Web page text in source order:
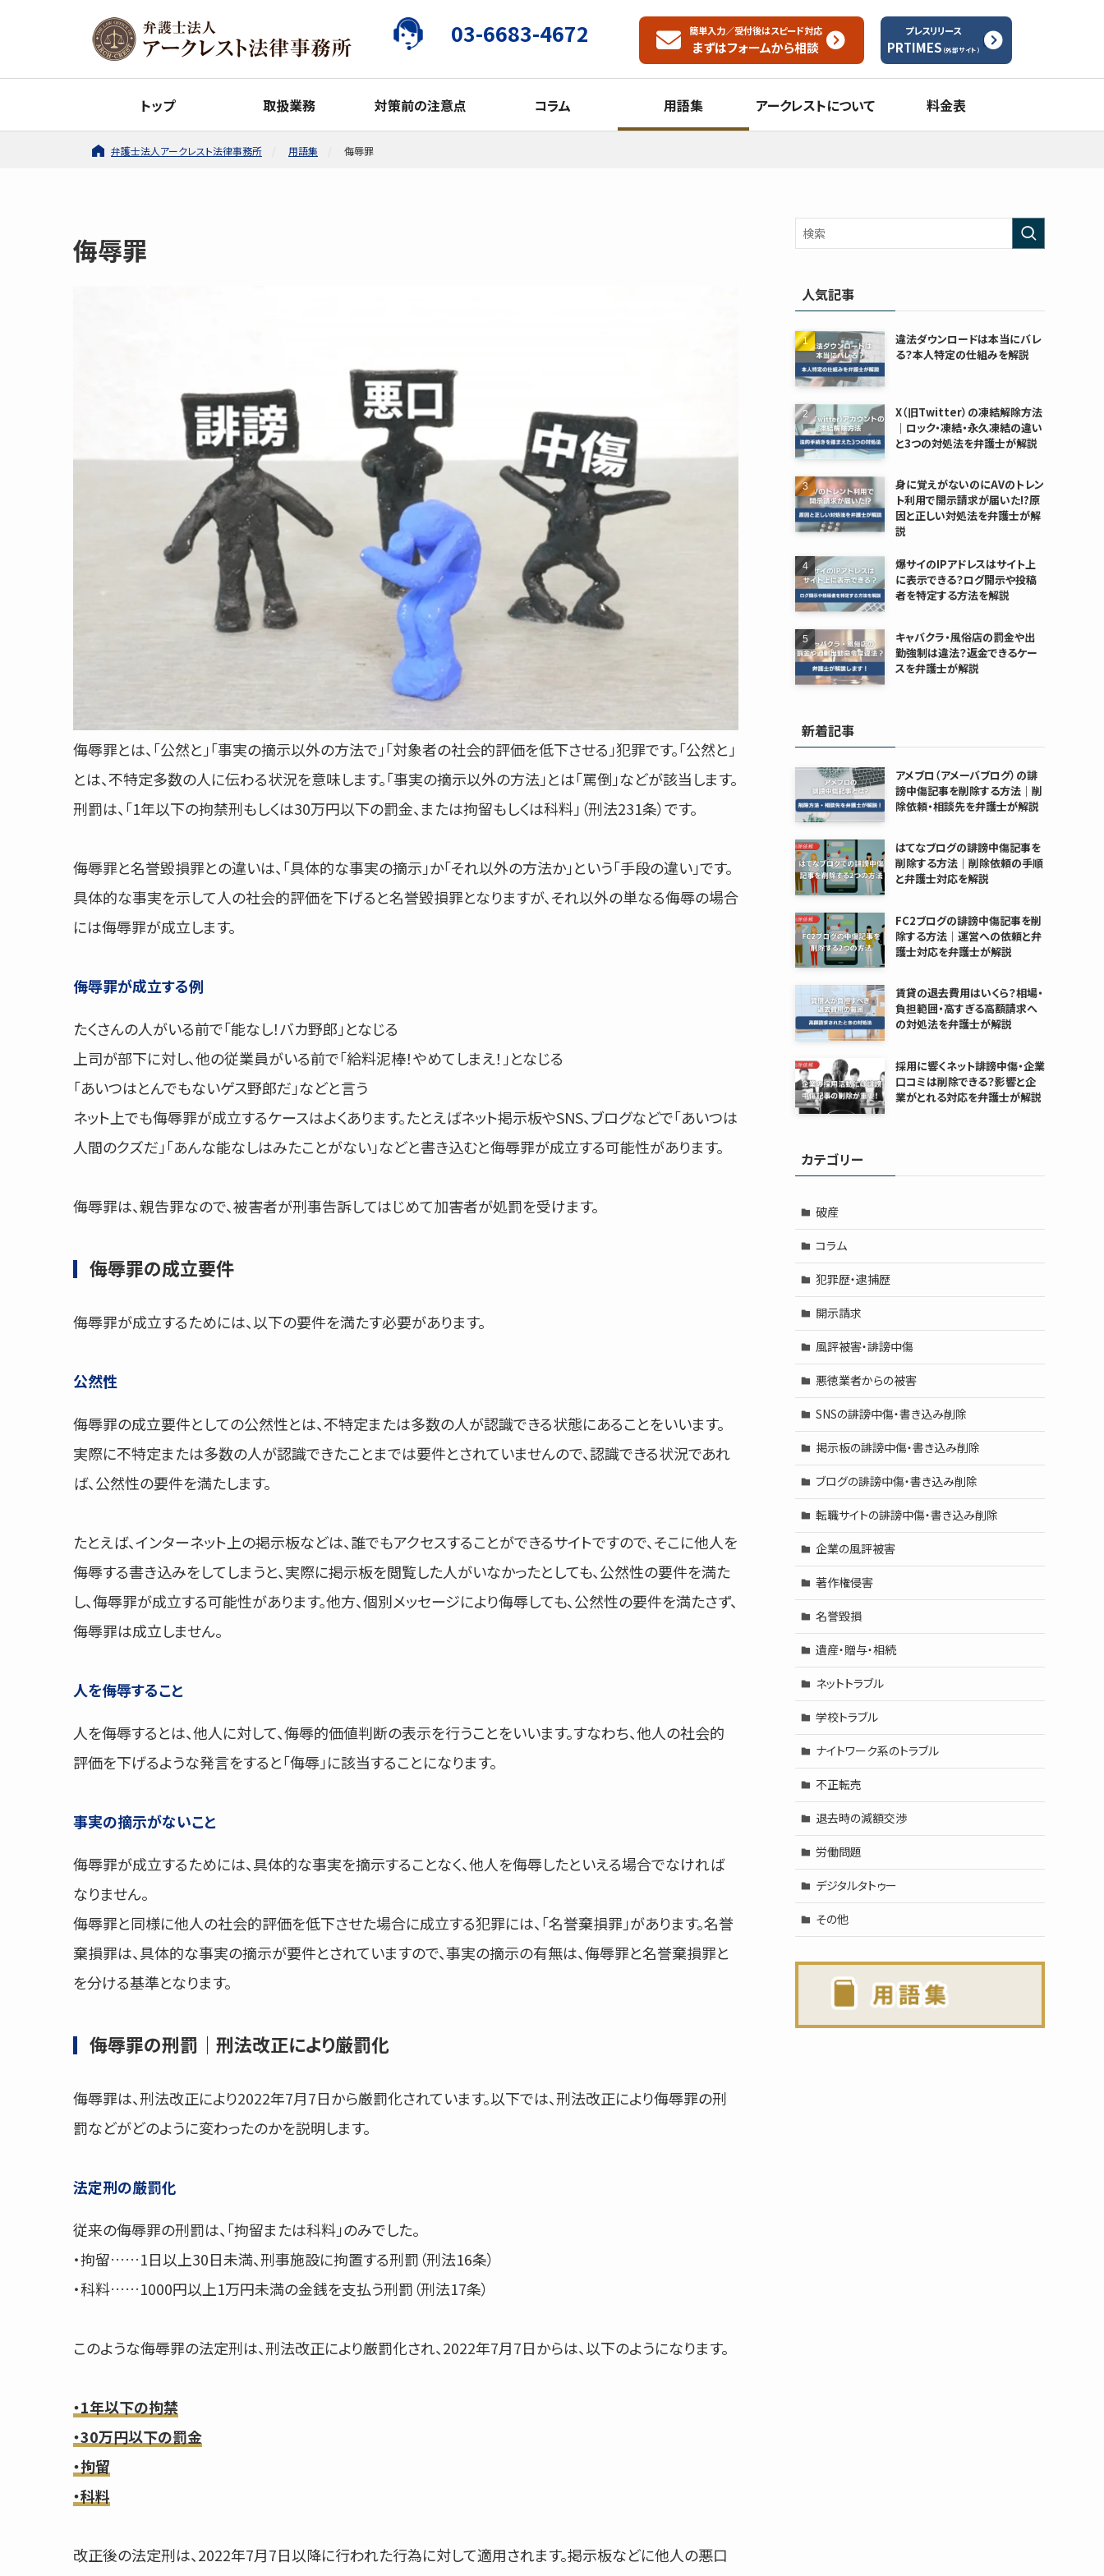
03-6683-4672 簡単入力／受付後はスピード対応
まずはフォームから相談
プレスリリース
PRTIMES （外部サイト）
トップ 取扱業務 対策前の注意点 コラム 用語集 アークレストについて 料金表
弁護士法人アークレスト法律事務所 用語集 侮辱罪
侮辱罪
侮辱罪とは、「公然と」「事実の摘示以外の方法で」「対象者の社会的評価を低下させる」犯罪です。「公然と」
とは、不特定多数の人に伝わる状況を意味します。「事実の摘示以外の方法」とは「罵倒」などが該当します。
刑罰は、「1年以下の拘禁刑もしくは30万円以下の罰金、または拘留もしくは科料」（刑法231条）です。
侮辱罪と名誉毀損罪との違いは、「具体的な事実の摘示」か「それ以外の方法か」という「手段の違い」です。
具体的な事実を示して人の社会的評価を下げると名誉毀損罪となりますが、それ以外の単なる侮辱の場合
には侮辱罪が成立します。
侮辱罪が成立する例
たくさんの人がいる前で「能なし！バカ野郎」となじる
上司が部下に対し、他の従業員がいる前で「給料泥棒！やめてしまえ！」となじる
「あいつはとんでもないゲス野郎だ」などと言う
ネット上でも侮辱罪が成立するケースはよくあります。たとえばネット掲示板やSNS、ブログなどで「あいつは
人間のクズだ」「あんな能なしはみたことがない」などと書き込むと侮辱罪が成立する可能性があります。
侮辱罪は、親告罪なので、被害者が刑事告訴してはじめて加害者が処罰を受けます。
侮辱罪の成立要件
侮辱罪が成立するためには、以下の要件を満たす必要があります。
公然性
侮辱罪の成立要件としての公然性とは、不特定または多数の人が認識できる状態にあることをいいます。
実際に不特定または多数の人が認識できたことまでは要件とされていませんので、認識できる状況であれ
ば、公然性の要件を満たします。
たとえば、インターネット上の掲示板などは、誰でもアクセスすることができるサイトですので、そこに他人を
侮辱する書き込みをしてしまうと、実際に掲示板を閲覧した人がいなかったとしても、公然性の要件を満た
し、侮辱罪が成立する可能性があります。他方、個別メッセージにより侮辱しても、公然性の要件を満たさず、
侮辱罪は成立しません。
人を侮辱すること
人を侮辱するとは、他人に対して、侮辱的価値判断の表示を行うことをいいます。すなわち、他人の社会的
評価を下げるような発言をすると「侮辱」に該当することになります。
事実の摘示がないこと
侮辱罪が成立するためには、具体的な事実を摘示することなく、他人を侮辱したといえる場合でなければ
なりません。
侮辱罪と同様に他人の社会的評価を低下させた場合に成立する犯罪には、「名誉棄損罪」があります。名誉
棄損罪は、具体的な事実の摘示が要件とされていますので、事実の摘示の有無は、侮辱罪と名誉棄損罪と
を分ける基準となります。
侮辱罪の刑罰｜刑法改正により厳罰化
侮辱罪は、刑法改正により2022年7月7日から厳罰化されています。以下では、刑法改正により侮辱罪の刑
罰などがどのように変わったのかを説明します。
法定刑の厳罰化
従来の侮辱罪の刑罰は、「拘留または科料」のみでした。
・拘留……1日以上30日未満、刑事施設に拘置する刑罰（刑法16条）
・科料……1000円以上1万円未満の金銭を支払う刑罰（刑法17条）
このような侮辱罪の法定刑は、刑法改正により厳罰化され、2022年7月7日からは、以下のようになります。
・1年以下の拘禁
・30万円以下の罰金
・拘留
・科料
改正後の法定刑は、2022年7月7日以降に行われた行為に対して適用されます。掲示板などに他人の悪口
人気記事
違法ダウンロードは本当にバレ
る？本人特定の仕組みを解説
X（旧Twitter）の凍結解除方法
｜ロック・凍結・永久凍結の違い
と3つの対処法を弁護士が解説
身に覚えがないのにAVのトレン
ト利用で開示請求が届いた!?原
因と正しい対処法を弁護士が解
説
爆サイのIPアドレスはサイト上
に表示できる？ログ開示や投稿
者を特定する方法を解説
キャバクラ・風俗店の罰金や出
勤強制は違法？返金できるケー
スを弁護士が解説
新着記事
アメブロ（アメーバブログ）の誹
謗中傷記事を削除する方法｜削
除依頼・相談先を弁護士が解説
はてなブログの誹謗中傷記事を
削除する方法｜削除依頼の手順
と弁護士対応を解説
FC2ブログの誹謗中傷記事を削
除する方法｜運営への依頼と弁
護士対応を弁護士が解説
賃貸の退去費用はいくら？相場・
負担範囲・高すぎる高額請求へ
の対処法を弁護士が解説
採用に響くネット誹謗中傷・企業
口コミは削除できる？影響と企
業がとれる対応を弁護士が解説
カテゴリー
破産
コラム
犯罪歴・逮捕歴
開示請求
風評被害・誹謗中傷
悪徳業者からの被害
SNSの誹謗中傷・書き込み削除
掲示板の誹謗中傷・書き込み削除
ブログの誹謗中傷・書き込み削除
転職サイトの誹謗中傷・書き込み削除
企業の風評被害
著作権侵害
名誉毀損
遺産・贈与・相続
ネットトラブル
学校トラブル
ナイトワーク系のトラブル
不正転売
退去時の減額交渉
労働問題
デジタルタトゥー
その他